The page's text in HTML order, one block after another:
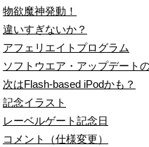
物欲魔神発動！
違いすぎないか？
アフェリエイトプログラム
ソフトウエア・アップデート
次はFlash-based iPodかも？
記念イラスト
レーベルゲート記念日
コメント（仕様変更）